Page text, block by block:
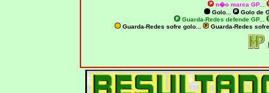
n�o marca GP...
Golo...
Golo de
Guarda-Redes defende GP...
Guarda-Redes sofre golo...
Guarda-Redes